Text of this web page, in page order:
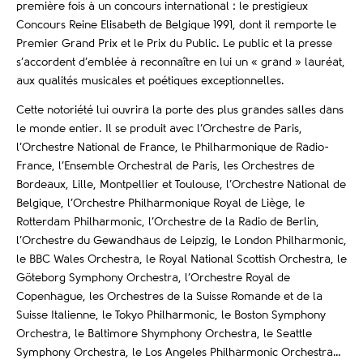
première fois à un concours international : le prestigieux
Concours Reine Elisabeth de Belgique 1991, dont il remporte le
Premier Grand Prix et le Prix du Public. Le public et la presse
s’accordent d’emblée à reconnaître en lui un « grand » lauréat,
aux qualités musicales et poétiques exceptionnelles.
Cette notoriété lui ouvrira la porte des plus grandes salles dans
le monde entier. Il se produit avec l’Orchestre de Paris,
l’Orchestre National de France, le Philharmonique de Radio-
France, l’Ensemble Orchestral de Paris, les Orchestres de
Bordeaux, Lille, Montpellier et Toulouse, l’Orchestre National de
Belgique, l’Orchestre Philharmonique Royal de Liège, le
Rotterdam Philharmonic, l’Orchestre de la Radio de Berlin,
l’Orchestre du Gewandhaus de Leipzig, le London Philharmonic,
le BBC Wales Orchestra, le Royal National Scottish Orchestra, le
Göteborg Symphony Orchestra, l’Orchestre Royal de
Copenhague, les Orchestres de la Suisse Romande et de la
Suisse Italienne, le Tokyo Philharmonic, le Boston Symphony
Orchestra, le Baltimore Shymphony Orchestra, le Seattle
Symphony Orchestra, le Los Angeles Philharmonic Orchestra…